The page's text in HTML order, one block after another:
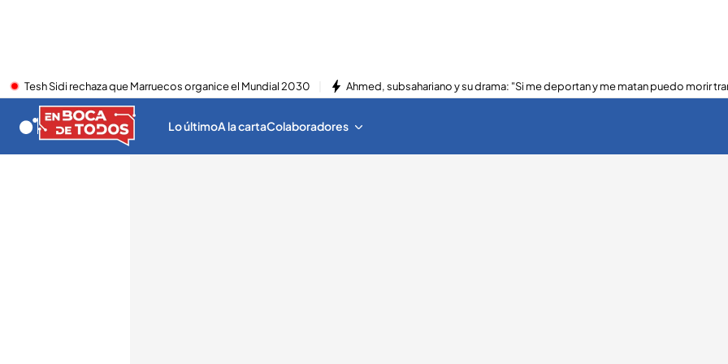
Tesh Sidi rechaza que Marruecos organice el Mundial 2030 Ahmed, subsahariano y su drama: "Si me deportan y me matan puedo morir
Lo últimoA la cartaColaboradores